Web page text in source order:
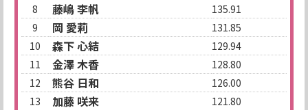
8
藤嶋 李帆
135.91
9
岡 愛莉
131.85
10
森下 心結
129.94
11
金澤 木香
128.80
12
熊谷 日和
126.00
13
加藤 咲来
121.80